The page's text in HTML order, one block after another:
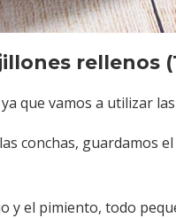
rellenos
que vamos a utilizar
conchas, guardamos
y el pimiento, todo